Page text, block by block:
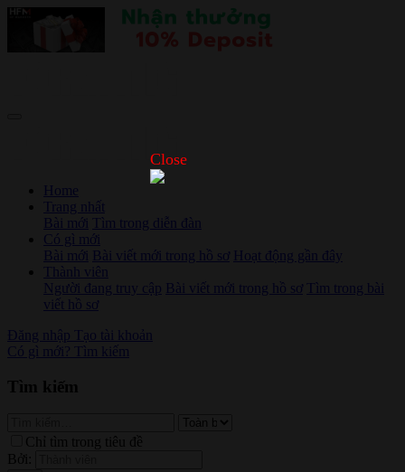
Home
Trang nhất
Bài mới
Tìm trong diễn đàn
Có gì mới
Bài mới Bài viết mới trong hồ sơ Hoạt động gần đây
Thành viên
Người đang truy cập Bài viết mới trong hồ sơ Tìm trong bài
viết hồ sơ
Đăng nhập Tạo tài khoản
Có gì mới? Tìm kiếm
Tìm kiếm
Chỉ tìm trong tiêu đề
Bởi:
Close